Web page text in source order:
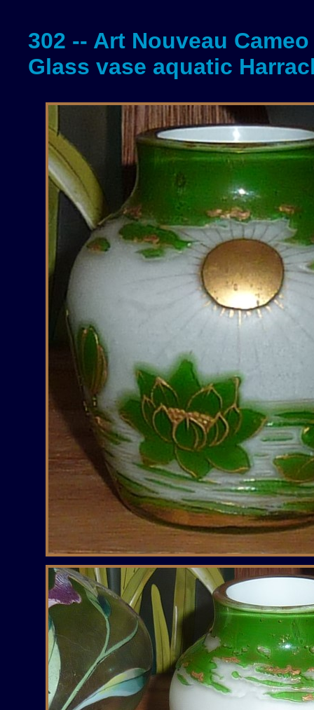
302 -- Art Nouveau Cameo
Glass vase aquatic